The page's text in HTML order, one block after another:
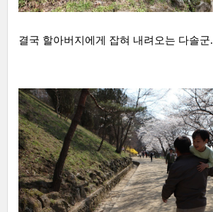
결국 할아버지에게 잡혀 내려오는 다솔군.